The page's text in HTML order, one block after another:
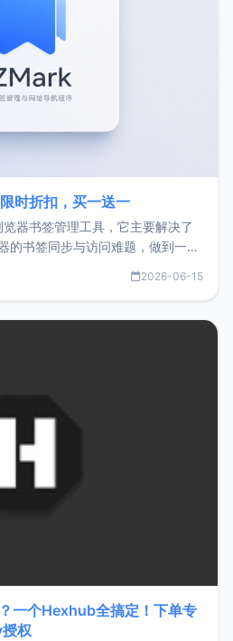
时折扣，买一送一
器书签管理工具，它主要解决了
的书签同步与访问难题，做到一处
官网地址：
2026-06-15
一个Hexhub全搞定！下单专
权